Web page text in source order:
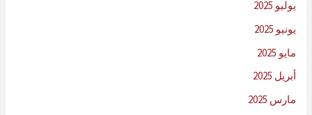
يوليو 2025
يونيو 2025
مايو 2025
أبريل 2025
مارس 2025